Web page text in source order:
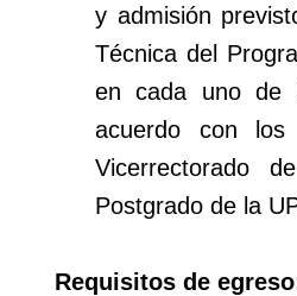
y admisión
Técnica del
en cada uno de
acuerdo con los
Vicerrectorado
Postgrado de la
Requisitos de